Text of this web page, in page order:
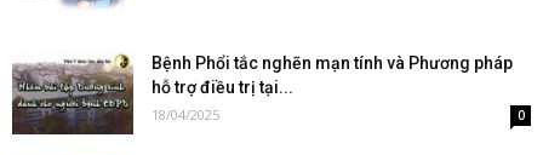
Bệnh Phổi tắc nghẽn mạn tính và Phương pháp
hỗ trợ điều trị tại...
18/04/2025 0